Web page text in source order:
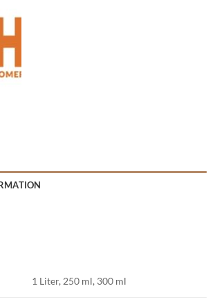
1 Liter, 250 ml, 300 ml